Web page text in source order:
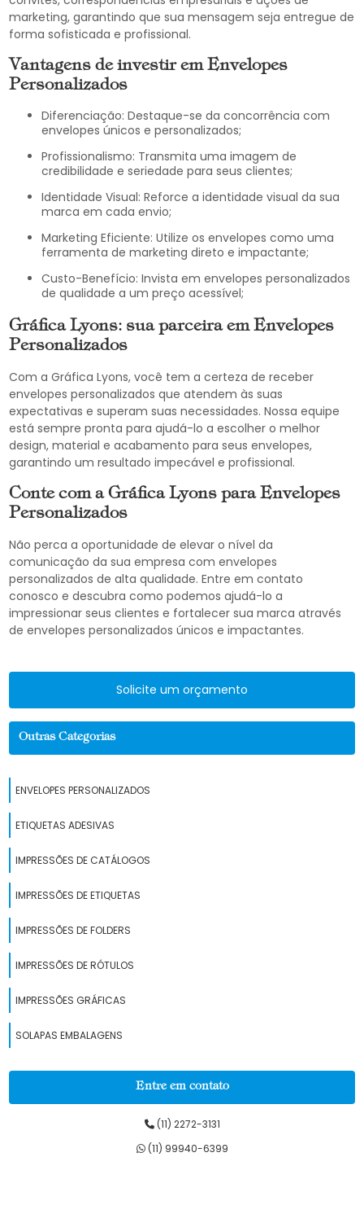
marketing, garantindo que sua mensagem seja entregue de
forma sofisticada e profissional.
Vantagens de investir em Envelopes
Personalizados
Diferenciação: Destaque-se da concorrência com
envelopes únicos e personalizados;
Profissionalismo: Transmita uma imagem de
credibilidade e seriedade para seus clientes;
Identidade Visual: Reforce a identidade visual da sua
marca em cada envio;
Marketing Eficiente: Utilize os envelopes como uma
ferramenta de marketing direto e impactante;
Custo-Benefício: Invista em envelopes personalizados
de qualidade a um preço acessível;
Gráfica Lyons: sua parceira em Envelopes
Personalizados
Com a Gráfica Lyons, você tem a certeza de receber
envelopes personalizados que atendem às suas
expectativas e superam suas necessidades. Nossa equipe
está sempre pronta para ajudá-lo a escolher o melhor
design, material e acabamento para seus envelopes,
garantindo um resultado impecável e profissional.
Conte com a Gráfica Lyons para Envelopes
Personalizados
Não perca a oportunidade de elevar o nível da
comunicação da sua empresa com envelopes
personalizados de alta qualidade. Entre em contato
conosco e descubra como podemos ajudá-lo a
impressionar seus clientes e fortalecer sua marca através
de envelopes personalizados únicos e impactantes.
Solicite um orçamento
Outras Categorias
ENVELOPES PERSONALIZADOS
ETIQUETAS ADESIVAS
IMPRESSÕES DE CATÁLOGOS
IMPRESSÕES DE ETIQUETAS
IMPRESSÕES DE FOLDERS
IMPRESSÕES DE RÓTULOS
IMPRESSÕES GRÁFICAS
SOLAPAS EMBALAGENS
Entre em contato
(11) 2272-3131
(11) 99940-6399